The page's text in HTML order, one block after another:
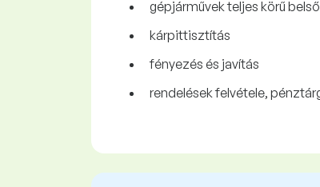
gépjárművek teljes körű
kárpittisztítás
fényezés és javítás
rendelések felvétele,